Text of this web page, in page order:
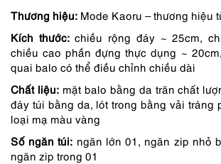
gốc
là:
3,290,000 ₫.
hiện
tại
là:
2,797,000 ₫.
Thương hiệu: Mode Kaoru – thương hiệu
Kích thước:chiều rộng đáy ~ 25cm,
chiều cao phần đựng thực dụng ~
quai balo có thể điều chỉnh chiều dài
Chất liệu:mặt balo bằng da trăn chất
đáy túi bằng da, lót trong bằng vải tráng
loại mạ màu vàng
Số ngăn túi: ngăn lớn 01, ngăn zip nhỏ
ngăn zip trong 01